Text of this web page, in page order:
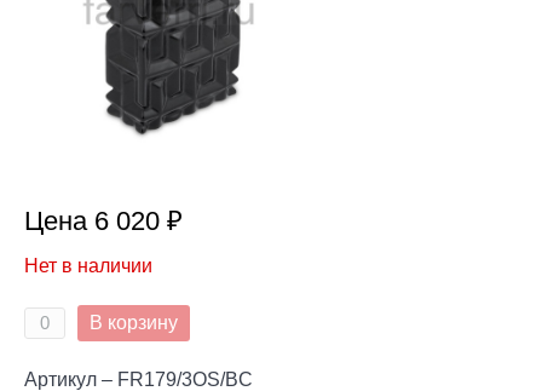
Цена 6 020 ₽
Нет в наличии
В корзину
Артикул – FR179/3OS/BC